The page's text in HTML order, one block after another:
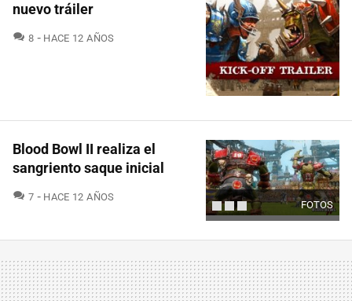
nuevo tráiler
8 COMENTARIOS
HACE 12 AÑOS
FOTOS
Blood Bowl II realiza el
sangriento saque inicial
7 COMENTARIOS
HACE 12 AÑOS